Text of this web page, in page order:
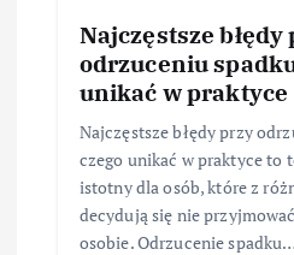
Najczęstsze błędy
odrzuceniu
unikać w praktyce
Najczęstsze błędy przy
czego unikać w praktyce to
istotny dla osób, które z
decydują się nie
osobie. Odrzucenie